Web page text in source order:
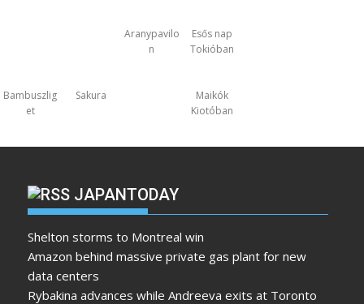
Aranypavilo
n
Esős nap
Tokióban
Bambuszlig
et
Sakura
Maikók
Kiotóban
JAPANTODAY
Shelton storms to Montreal win
Amazon behind massive private gas plant for new
data centers
Rybakina advances while Andreeva exits at Toronto